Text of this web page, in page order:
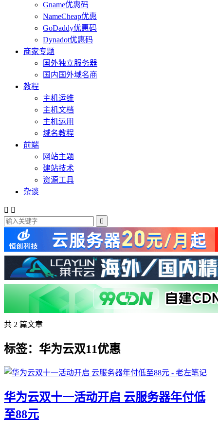
Gname优惠码
NameCheap优惠
GoDaddy优惠码
Dynadot优惠码
商家专题
国外独立服务器
国内国外域名商
教程
主机运维
主机文档
主机运用
域名教程
前端
网站主题
建站技术
资源工具
杂谈
 

共 2 篇文章
标签：华为云双11优惠
华为云双十一活动开启 云服务器年付低
至88元